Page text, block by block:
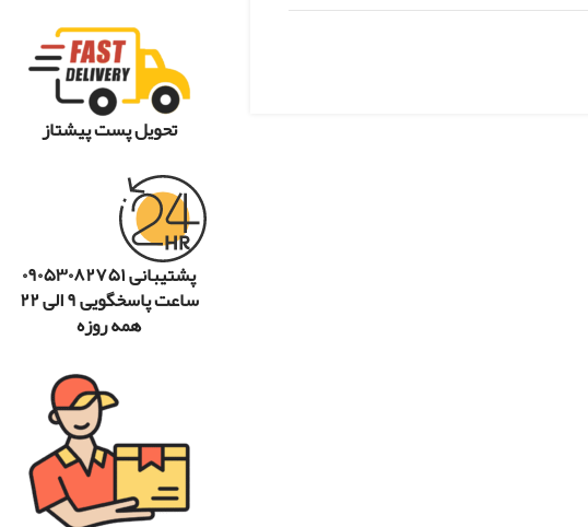
تحویل پست پیشتاز
پشتیبانی ۰۹۰۵۳۰۸۲۷۵۱
ساعت پاسخگویی ۹ الی ۲۲
همه روزه